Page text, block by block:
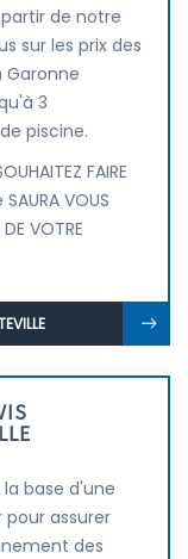
de notre
sur les prix des
Garonne
3
piscine.
FAIRE
VOUS
VOTRE
base d'une
pour assurer
des